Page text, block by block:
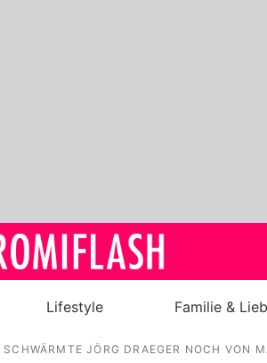
Royals
Lifestyle Familie &
SCHWÄRMTE JÖRG DRAEGER NOCH VON